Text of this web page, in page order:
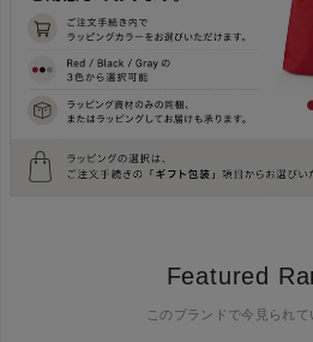
Featured
このブランドで今見られて